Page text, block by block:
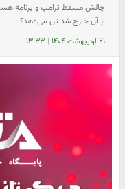
چالش مسقط ترامپ و برنامه
از آن خارج شد تن می‌دهد؟
۲۱ اردیبهشت ۱۴۰۴ | ۱۳:۳۳